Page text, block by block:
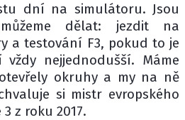
dní na simulátoru. Jsou
dělat: jezdit na
a testování F3, pokud to je
nejjednodušší. Máme
okruhy a my na ně
si mistr evropského
z roku 2017.